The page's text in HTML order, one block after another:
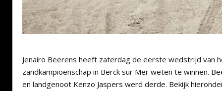
Jenairo Beerens heeft zaterdag de eerste wedstrijd van
zandkampioenschap in Berck sur Mer weten te winnen.
en landgenoot Kenzo Jaspers werd derde. Bekijk